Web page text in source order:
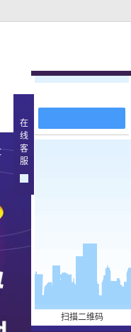
方下载地
载地址的
载地址的
构
队
质
原木烤
在
线
客
服
扫描二维码